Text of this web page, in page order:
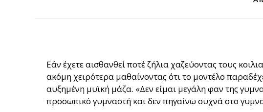
Εάν έχετε αισθανθεί ποτέ ζήλια χαζεύοντας τους
ακόμη χειρότερα μαθαίνοντας ότι το μοντέλο
αυξημένη μυϊκή μάζα. «Δεν είμαι μεγάλη φαν της
προσωπικό γυμναστή και δεν πηγαίνω συχνά στο